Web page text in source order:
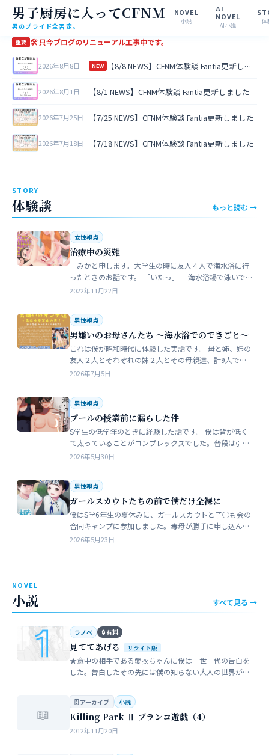
男子厨房に入ってCFNM
男のプライド全否定。
NOVEL
小説
AI
NOVEL
AI小説 体
重要 🛠 只今ブログのリニューアル工事中です。
2026年8月8日 NEW 【8/8 NEWS】CFNM体験談 Fantia更新しました
2026年8月1日 【8/1 NEWS】CFNM体験談 Fantia更新しました
2026年7月25日 【7/25 NEWS】CFNM体験談 Fantia更新しました
2026年7月18日 【7/18 NEWS】CFNM体験談 Fantia更新しました
STORY
体験談 もっと読む →
女性視点
治療中の災難
みかと申します。大学生の時に友人４人で海水浴に行
ったときのお話です。 「いたっ」 海水浴場で泳いで
いたら、友人のしいなが空瓶で足を切っちゃったんで
2022年11月22日
男性視点
男嫌いのお母さんたち 〜海水浴でのできごと〜
これは僕が昭和時代に体験した実話です。 母と姉、姉の
友人２人とそれぞれの妹２人とその母親達、計9人で海
水浴に行きました。当時、僕はS学５年生で姉の美香はC
2026年7月5日
男性視点
プールの授業前に漏らした件
S学生の低学年のときに経験した話です。 僕は背が低く
て太っていることがコンプレックスでした。普段は引っ
込み思案で大人しい性格をしています。 ただ何でもよく
2026年5月30日
男性視点
ガールスカウトたちの前で僕だけ全裸に
僕はS学6年生の夏休みに、ガールスカウトと子◯も会の
合同キャンプに参加しました。毒母が勝手に申し込んだ
強制的なイベントでした。まったく乗り気がしません。
2026年5月23日
NOVEL
小説 すべて見る →
ラノベ 🔒 有料
見ててあげる リライト版
★意中の相手である愛衣ちゃんに僕は一世一代の告白を
した。告白したその先には僕の知らない大人の世界が待
る常識。。。…
📖
🗄 アーカイブ 小説
Killing Park Ⅱ ブランコ遊戯（4）
2012年11月20日